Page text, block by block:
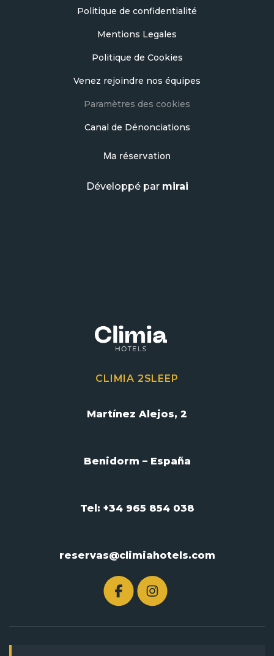
Politique de confidentialité
Mentions Legales
Politique de Cookies
Venez rejoindre nos équipes
Paramètres des cookies
Canal de Dénonciations
Ma réservation
Développé par mirai
CLIMIA 2SLEEP
Martínez Alejos, 2
Benidorm – España
Tel: +34 965 854 038
reservas@climiahotels.com